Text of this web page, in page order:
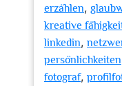
erzählen,
kreative
linkedin,
persönlichkeiten
fotograf,